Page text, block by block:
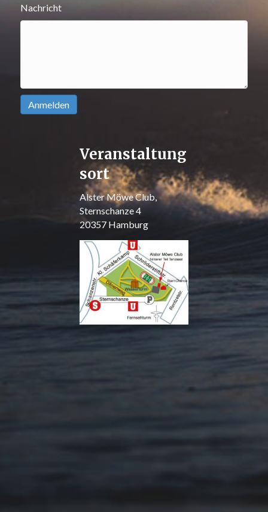
Nachricht
Veranstaltung
sort
Alster Möwe Club,
Sternschanze 4
20357 Hamburg